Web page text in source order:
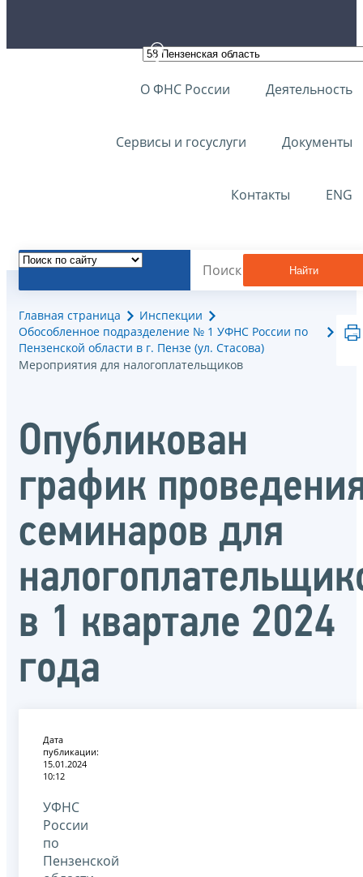
О ФНС России Деятельность
Сервисы и госуслуги Документы
Контакты ENG
Найти
Главная страница
Инспекции
Обособленное подразделение № 1 УФНС России по
Пензенской области в г. Пензе (ул. Стасова)
Мероприятия для налогоплательщиков
Опубликован
график
семинаров для
в 1 квартале 2024
года
Дата
публикации:
15.01.2024
10:12
УФНС
России
по
Пензенской